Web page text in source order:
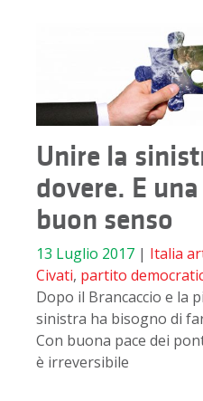
Unire la
dovere. E
buon senso
13 Luglio 2017 | Italia
Civati, partito
Dopo il Brancaccio e la
sinistra ha bisogno di
Con buona pace dei
è irreversibile